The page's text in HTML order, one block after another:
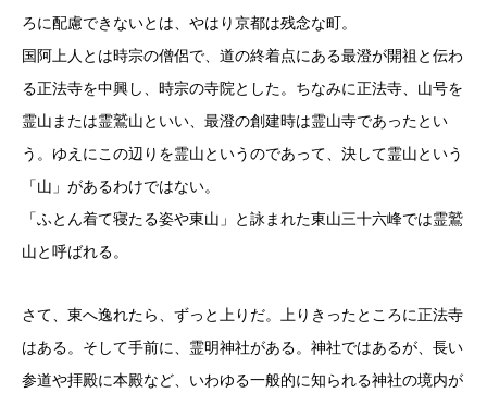
ろに配慮できないとは、やはり京都は残念な町。
国阿上人とは時宗の僧侶で、道の終着点にある最澄が開祖と伝わ
る正法寺を中興し、時宗の寺院とした。ちなみに正法寺、山号を
霊山または霊鷲山といい、最澄の創建時は霊山寺であったとい
う。ゆえにこの辺りを霊山というのであって、決して霊山という
「山」があるわけではない。
「ふとん着て寝たる姿や東山」と詠まれた東山三十六峰では霊鷲
山と呼ばれる。
さて、東へ逸れたら、ずっと上りだ。上りきったところに正法寺
はある。そして手前に、霊明神社がある。神社ではあるが、長い
参道や拝殿に本殿など、いわゆる一般的に知られる神社の境内が